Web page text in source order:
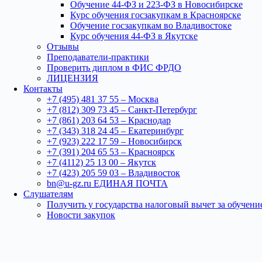
Обучение 44-ФЗ и 223-ФЗ в Новосибирске
Курс обучения госзакупкам в Красноярске
Обучение госзакупкам во Владивостоке
Курс обучения 44-ФЗ в Якутске
Отзывы
Преподаватели-практики
Проверить диплом в ФИС ФРДО
ЛИЦЕНЗИЯ
Контакты
+7 (495) 481 37 55 – Москва
+7 (812) 309 73 45 – Санкт-Петербург
+7 (861) 203 64 53 – Краснодар
+7 (343) 318 24 45 – Екатеринбург
+7 (923) 222 17 59 – Новосибирск
+7 (391) 204 65 53 – Красноярск
+7 (4112) 25 13 00 – Якутск
+7 (423) 205 59 03 – Владивосток
bn@u-gz.ru ЕДИНАЯ ПОЧТА
Слушателям
Получить у государства налоговый вычет за
Новости закупок